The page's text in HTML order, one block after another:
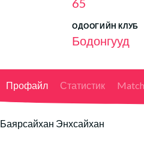
65
ОДООГИЙН КЛУБ
Бодонгууд
Профайл Статистик
Баярсайхан Энхсайхан